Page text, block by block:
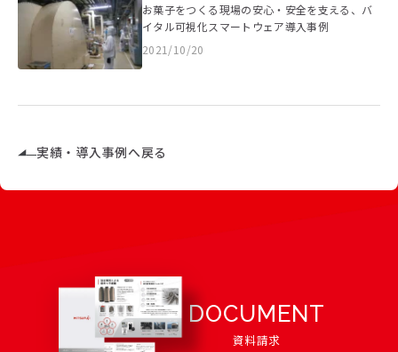
お菓子をつくる現場の安心・安全を支える、バ
イタル可視化スマートウェア導入事例
2021/10/20
実績・導入事例へ戻る
DOCUMENT
資料請求